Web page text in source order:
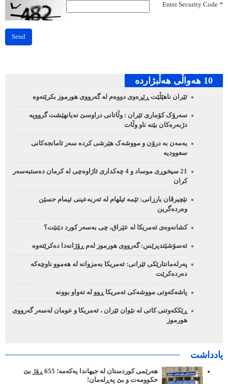
*
Send
10 هه‌واڵی هه‌ڵبژارده‌
ئێران ناهێڵێت ڕێڕەوی دووەم لە گەرووی هورموز بکرێتەوە
سەرۆک کۆماری ئێران : وڵاتانی دراوسێ نەیانهێشت گرووپە
دژبەرەکان بێنە ناو وڵات
یەمەن بە درۆن و مووشەک هێرشی کردە سەر ئامانجەکانی
سعوودیە
21 سیخوڕی موساد و 4 چەکداری ئاژاوەچی لە کرمان دەستبەسەر
کران
نێچیرڤان بارزانی: ئێمە ئیلهام لە ئەربەعینی ئیمام حسێن
وەردەگرین
کشانەوەی ئەمریکا لە عێراق، چی بەسەر کورد دێنێت؟
ئەسۆشێتدپرێس: گەرووی هورموز لەم ڕۆژانەدا دەکرێتەوە
پەرلەمانتارێکی ئێرانی: ئەمریکا بەمزوانە لە هەموو ناوچەکە
دەردەکرێت
پاشەکەوتی مووشەکی ئەمریکا ڕوو لە تەواو بوونە
ڕێککەوتنی کاتی لە نێوان ئێران ، ئەمریکا و عومان لەسەر گەرووی
هورموز
یادداشت
هەرێمی کوردستان لە جیهاندا یەکەمە؛ 655 ڕۆژ بێ
حکوومەت و بێ پەڕلەمان!